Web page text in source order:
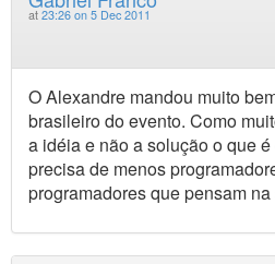
at 23:26 on 5 Dec 2011
O Alexandre mandou muito
brasileiro do evento. Como
a idéia e não a solução o que
precisa de menos
programadores que pensam